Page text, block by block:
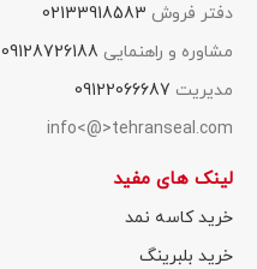
دفتر فروش 02133918583
مشاوره و راهنمایی 09128726188
مدیریت 09122066687
info<@>tehranseal.com
لینک های مفید
خرید کاسه نمد
خرید بلبرینگ